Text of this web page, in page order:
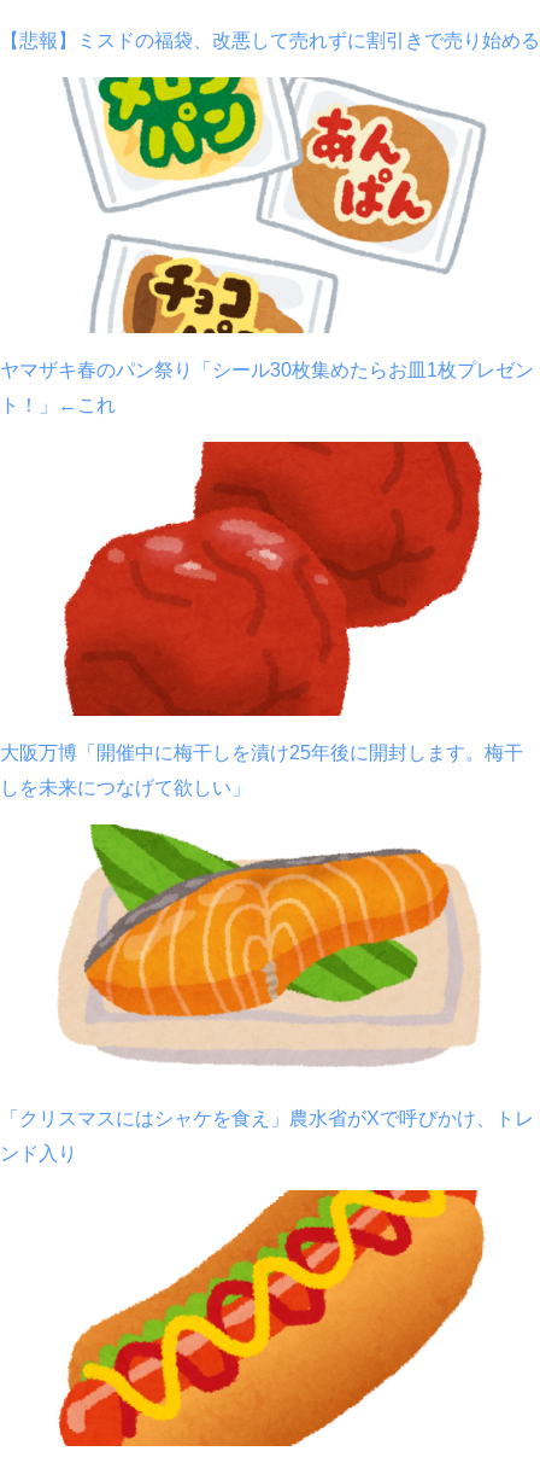
【悲報】ミスドの福袋、改悪して売れずに割引きで売り始める
ヤマザキ春のパン祭り「シール30枚集めたらお皿1枚プレゼン
ト！」←これ
大阪万博「開催中に梅干しを漬け25年後に開封します。梅干
しを未来につなげて欲しい」
「クリスマスにはシャケを食え」農水省がXで呼びかけ、トレ
ンド入り